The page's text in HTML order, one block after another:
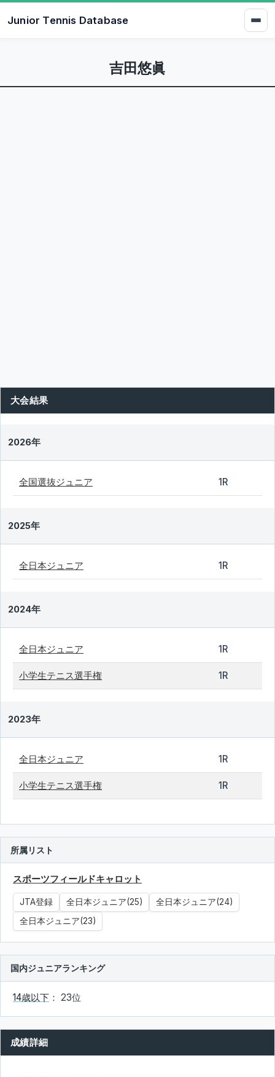
Junior Tennis Database
吉田悠眞
大会結果
2026年
全国選抜ジュニア 1R
2025年
全日本ジュニア 1R
2024年
全日本ジュニア 1R
小学生テニス選手権 1R
2023年
全日本ジュニア 1R
小学生テニス選手権 1R
所属リスト
スポーツフィールドキャロット
JTA登録 全日本ジュニア(25)
全日本ジュニア(24)
全日本ジュニア(23)
国内ジュニアランキング
14歳以下 ： 23位
成績詳細